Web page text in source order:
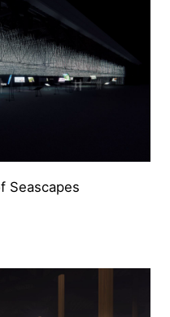
Seascapes